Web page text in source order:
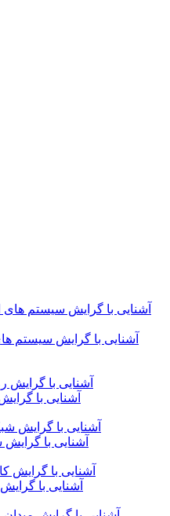
آشنایی با گرایش سیستم
آشنایی با
آشنایی با
آشنایی با